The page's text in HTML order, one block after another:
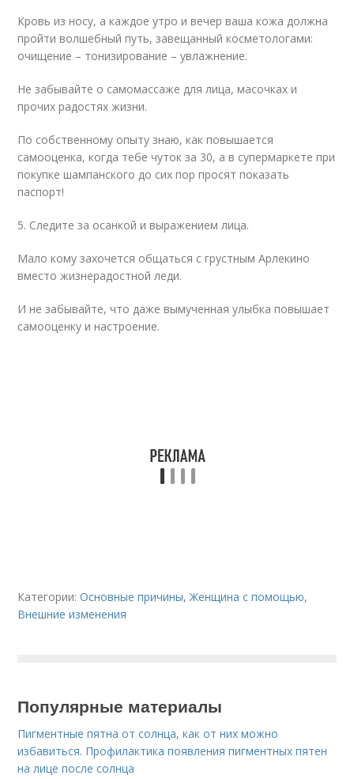
Кровь из носу, а каждое утро и вечер ваша кожа должна
пройти волшебный путь, завещанный косметологами:
очищение – тонизирование – увлажнение.
Не забывайте о самомассаже для лица, масочках и
прочих радостях жизни.
По собственному опыту знаю, как повышается
самооценка, когда тебе чуток за 30, а в супермаркете при
покупке шампанского до сих пор просят показать
паспорт!
5. Следите за осанкой и выражением лица.
Мало кому захочется общаться с грустным Арлекино
вместо жизнерадостной леди.
И не забывайте, что даже вымученная улыбка повышает
самооценку и настроение.
Категории:Основные причины,Женщина с помощью,
Внешние изменения
Популярные материалы
Пигментные пятна от солнца, как от них можно
избавиться. Профилактика появления пигментных пятен
на лице после солнца